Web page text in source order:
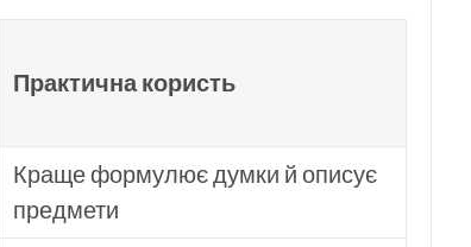
Практична користь
Краще формулює думки й описує
предмети